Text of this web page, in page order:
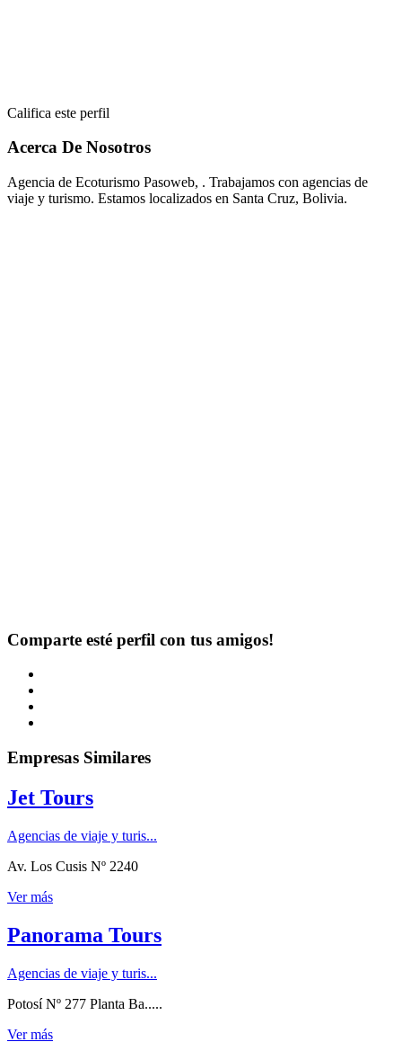
Califica este perfil
Acerca De Nosotros
Agencia de Ecoturismo Pasoweb, . Trabajamos con agencias de
viaje y turismo. Estamos localizados en Santa Cruz, Bolivia.
Comparte esté perfil con tus amigos!
Empresas Similares
Jet Tours
Agencias de viaje y turis...
Av. Los Cusis Nº 2240
Ver más
Panorama Tours
Agencias de viaje y turis...
Potosí Nº 277 Planta Ba.....
Ver más